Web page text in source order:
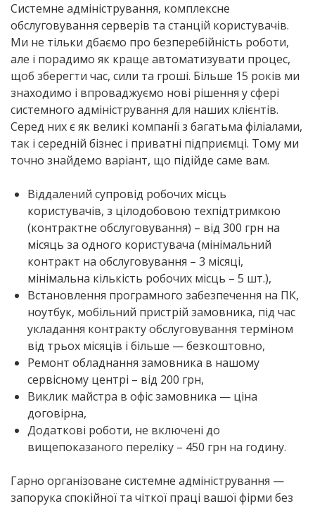
Системне адміністрування, комплексне
обслуговування серверів та станцій користувачів.
Ми не тільки дбаємо про безперебійність роботи,
але і порадимо як краще автоматизувати процес,
щоб зберегти час, сили та гроші. Більше 15 років ми
знаходимо і впроваджуємо нові рішення у сфері
системного адміністрування для наших клієнтів.
Серед них є як великі компанії з багатьма філіалами,
так і середній бізнес і приватні підприємці. Тому ми
точно знайдемо варіант, що підійде саме вам.
Віддалений супровід робочих місць
користувачів, з цілодобовою техпідтримкою
(контрактне обслуговування) – від 300 грн на
місяць за одного користувача (мінімальний
контракт на обслуговування – 3 місяці,
мінімальна кількість робочих місць – 5 шт.),
Встановлення програмного забезпечення на ПК,
ноутбук, мобільний пристрій замовника, під час
укладання контракту обслуговування терміном
від трьох місяців і більше —безкоштовно,
Ремонт обладнання замовника в нашому
сервісному центрі – від 200 грн,
Виклик майстра в офіс замовника — ціна
договірна,
Додаткові роботи, не включені до
вищепоказаного переліку – 450 грн на годину.
Гарно організоване системне адміністрування —
запорука спокійної та чіткої праці вашої фірми без